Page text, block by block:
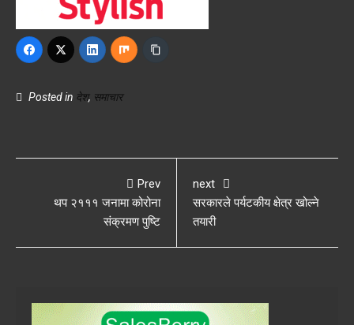
Posted in देश, समाचार
Prev
थप २१११ जनामा कोरोना
संक्रमण पुष्टि
next
सरकारले पर्यटकीय क्षेत्र खोल्ने
तयारी